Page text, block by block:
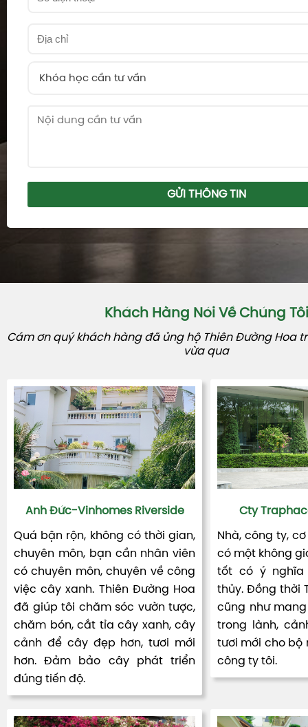
Khóa học cần tư vấn
GỬI THÔNG TIN
Khách Hàng Nói Về Chúng Tôi
Cám ơn quý khách hàng đã ủng hộ Thiên Đường Hoa
vừa qua
Anh Đức-Vinhomes Riverside
Quá bận rộn, không có thời gian,
chuyên môn, bạn cần nhân viên
có chuyên môn, chuyên về công
việc cây xanh. Thiên Đường Hoa
đã giúp tôi chăm sóc vườn tược,
chăm bón, cắt tỉa cây xanh, cây
cảnh để cây đẹp hơn, tươi mới
hơn. Đảm bảo cây phát triển
đúng tiến độ.
Cty
Nhà, công ty,
có một không
tốt có ý nghĩa
thủy. Đồng thời
cũng như
trong lành,
tươi mới cho bộ
công ty tôi.